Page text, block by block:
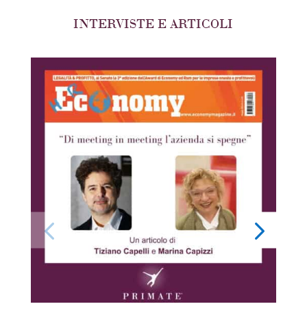
INTERVISTE E ARTICOLI